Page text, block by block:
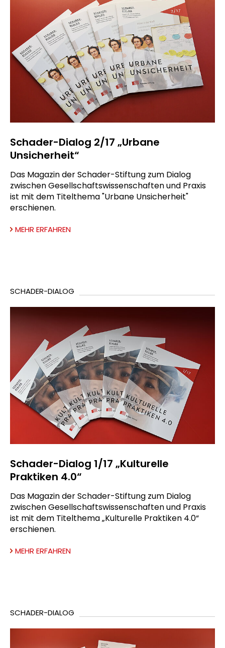
Schader-Dialog 2/17 „Urbane
Unsicherheit“
Das Magazin der Schader-Stiftung zum Dialog
zwischen Gesellschaftswissenschaften und Praxis
ist mit dem Titelthema "Urbane Unsicherheit"
erschienen.
MEHR ERFAHREN
SCHADER-DIALOG
Schader-Dialog 1/17 „Kulturelle
Praktiken 4.0“
Das Magazin der Schader-Stiftung zum Dialog
zwischen Gesellschaftswissenschaften und Praxis
ist mit dem Titelthema „Kulturelle Praktiken 4.0“
erschienen.
MEHR ERFAHREN
SCHADER-DIALOG